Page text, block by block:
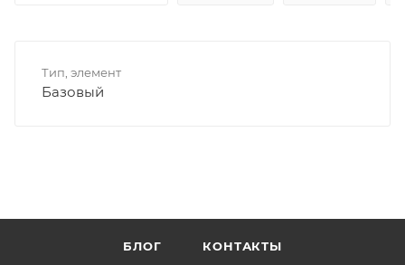
Тип, элемент
Базовый
БЛОГ КОНТАКТЫ